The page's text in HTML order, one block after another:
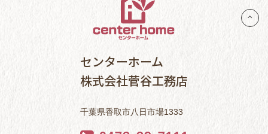
センターホーム
株式会社菅谷工務店
千葉県香取市八日市場1333